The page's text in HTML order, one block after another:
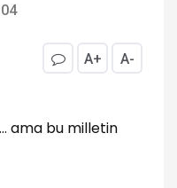
A+ A-
ama bu milletin